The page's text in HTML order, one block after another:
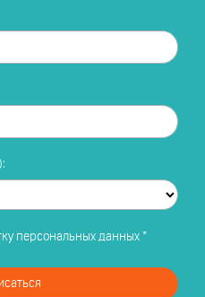
персональных данных*